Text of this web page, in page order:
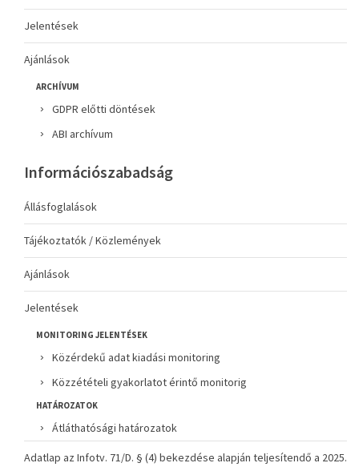
Jelentések
Ajánlások
ARCHÍVUM
GDPR előtti döntések
ABI archívum
Információszabadság
Állásfoglalások
Tájékoztatók / Közlemények
Ajánlások
Jelentések
MONITORING JELENTÉSEK
Közérdekű adat kiadási monitoring
Közzétételi gyakorlatot érintő monitorig
HATÁROZATOK
Átláthatósági határozatok
Adatlap az Infotv. 71/D. § (4) bekezdése alapján teljesítendő a 2025.